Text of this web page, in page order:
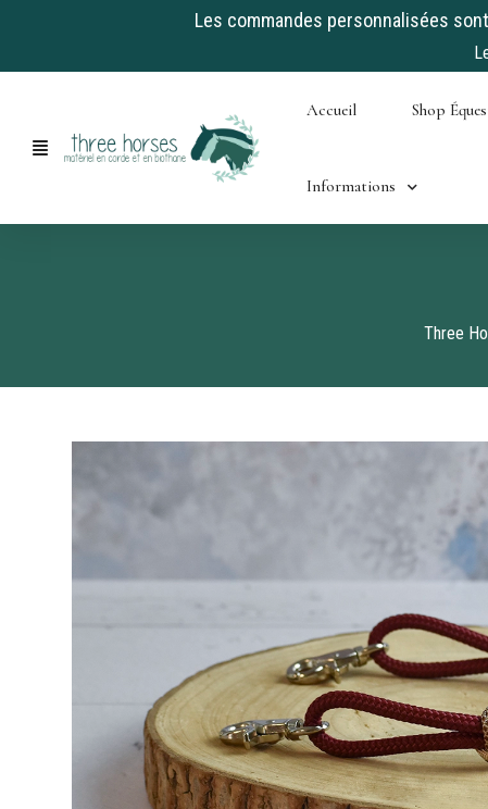
Les commandes personnalisées
content
Accueil Shop
Informations
Three